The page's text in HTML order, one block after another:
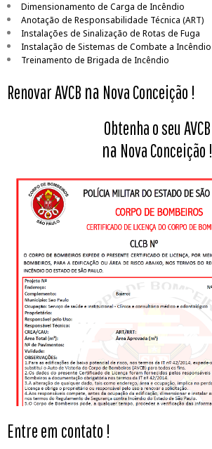
Dimensionamento de Carga de Incêndio
Anotação de Responsabilidade Técnica (ART)
Instalações de Sinalização de Rotas de Fuga
Instalação de Sistemas de Combate a Incêndio
Treinamento de Brigada de Incêndio
Renovar AVCB na Nova Conceição !
Obtenha o seu AVCB
na Nova Conceição !
Entre em contato !